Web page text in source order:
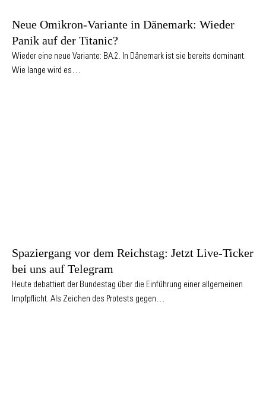
Neue Omikron-Variante in Dänemark: Wieder
Panik auf der Titanic?
Wieder eine neue Variante: BA.2. In Dänemark ist sie bereits dominant.
Wie lange wird es…
Spaziergang vor dem Reichstag: Jetzt Live-Ticker
bei uns auf Telegram
Heute debattiert der Bundestag über die Einführung einer allgemeinen
Impfpflicht. Als Zeichen des Protests gegen…